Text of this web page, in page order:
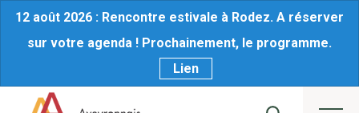
12 août 2026 : Rencontre estivale à Rodez. A réserver
sur votre agenda ! Prochainement, le programme.
Lien